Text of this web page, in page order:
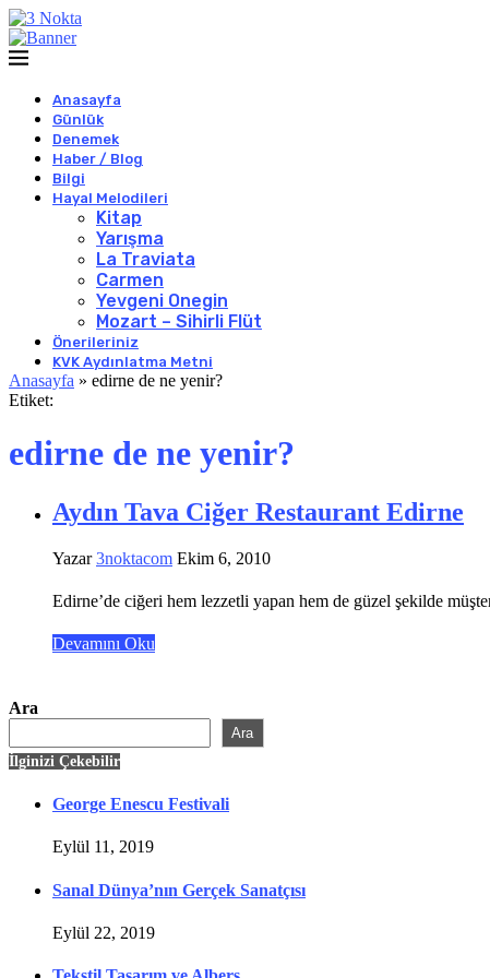
Anasayfa
Günlük
Denemek
Haber / Blog
Bilgi
Hayal Melodileri
Kitap
Yarışma
La Traviata
Carmen
Yevgeni Onegin
Mozart – Sihirli Flüt
Önerileriniz
KVK Aydınlatma Metni
Anasayfa » edirne de ne yenir?
Etiket:
edirne de ne yenir?
Aydın Tava Ciğer Restaurant Edirne
Yazar3noktacom Ekim 6, 2010
Edirne’de ciğeri hem lezzetli yapan hem de güzel şekilde
Devamını Oku
Ara
Ara
İlginizi Çekebilir
George Enescu Festivali
Eylül 11, 2019
Sanal Dünya’nın Gerçek Sanatçısı
Eylül 22, 2019